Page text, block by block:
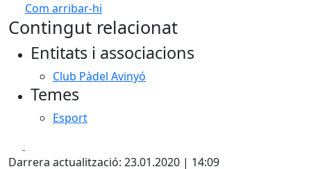
Com arribar-hi
+
Contingut relacionat
Entitats i associacions
Club Pàdel Avinyó
Temes
Esport
Darrera actualització: 23.01.2020 | 14:09